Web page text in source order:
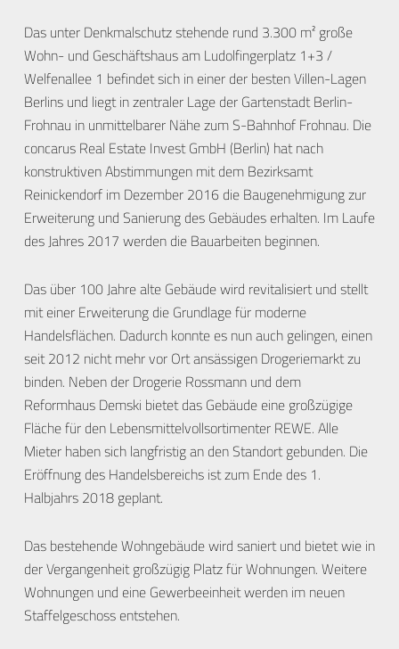
Das unter Denkmalschutz stehende rund 3.300 m² große
Wohn- und Geschäftshaus am Ludolfingerplatz 1+3 /
Welfenallee 1 befindet sich in einer der besten Villen-Lagen
Berlins und liegt in zentraler Lage der Gartenstadt Berlin-
Frohnau in unmittelbarer Nähe zum S-Bahnhof Frohnau. Die
concarus Real Estate Invest GmbH (Berlin) hat nach
konstruktiven Abstimmungen mit dem Bezirksamt
Reinickendorf im Dezember 2016 die Baugenehmigung zur
Erweiterung und Sanierung des Gebäudes erhalten. Im Laufe
des Jahres 2017 werden die Bauarbeiten beginnen.
Das über 100 Jahre alte Gebäude wird revitalisiert und stellt
mit einer Erweiterung die Grundlage für moderne
Handelsflächen. Dadurch konnte es nun auch gelingen, einen
seit 2012 nicht mehr vor Ort ansässigen Drogeriemarkt zu
binden. Neben der Drogerie Rossmann und dem
Reformhaus Demski bietet das Gebäude eine großzügige
Fläche für den Lebensmittelvollsortimenter REWE. Alle
Mieter haben sich langfristig an den Standort gebunden. Die
Eröffnung des Handelsbereichs ist zum Ende des 1.
Halbjahrs 2018 geplant.
Das bestehende Wohngebäude wird saniert und bietet wie in
der Vergangenheit großzügig Platz für Wohnungen. Weitere
Wohnungen und eine Gewerbeeinheit werden im neuen
Staffelgeschoss entstehen.